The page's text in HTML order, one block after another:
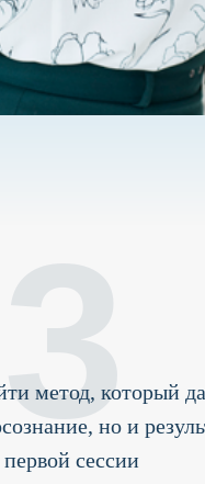
метод, который
но и
первой сессии
3